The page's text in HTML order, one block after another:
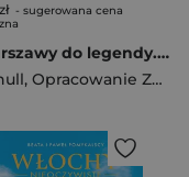
- sugerowana cena
Z Warszawy do legendy. Stefan Starzyński i budowa nowoczesnej stolicy 1934-1939
, Opracowanie Zbiorowe